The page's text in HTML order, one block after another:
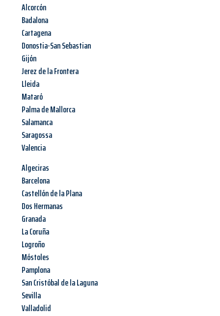
Alcorcón
Badalona
Cartagena
Donostia-San Sebastian
Gijón
Jerez de la Frontera
Lleida
Mataró
Palma de Mallorca
Salamanca
Saragossa
Valencia
Algeciras
Barcelona
Castellón de la Plana
Dos Hermanas
Granada
La Coruña
Logroño
Móstoles
Pamplona
San Cristóbal de la Laguna
Sevilla
Valladolid